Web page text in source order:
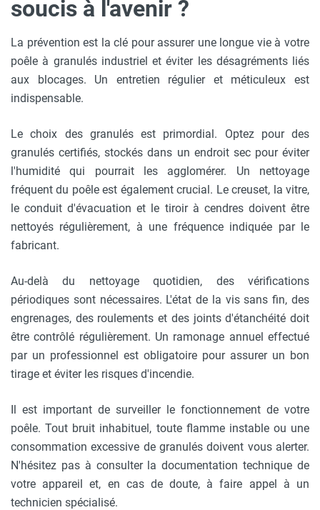
soucis à l'avenir ?
La prévention est la clé pour assurer une longue vie à votre
poêle à granulés industriel et éviter les désagréments liés
aux blocages. Un entretien régulier et méticuleux est
indispensable.
Le choix des granulés est primordial. Optez pour des
granulés certifiés, stockés dans un endroit sec pour éviter
l'humidité qui pourrait les agglomérer. Un nettoyage
fréquent du poêle est également crucial. Le creuset, la vitre,
le conduit d'évacuation et le tiroir à cendres doivent être
nettoyés régulièrement, à une fréquence indiquée par le
fabricant.
Au-delà du nettoyage quotidien, des vérifications
périodiques sont nécessaires. L'état de la vis sans fin, des
engrenages, des roulements et des joints d'étanchéité doit
être contrôlé régulièrement. Un ramonage annuel effectué
par un professionnel est obligatoire pour assurer un bon
tirage et éviter les risques d'incendie.
Il est important de surveiller le fonctionnement de votre
poêle. Tout bruit inhabituel, toute flamme instable ou une
consommation excessive de granulés doivent vous alerter.
N'hésitez pas à consulter la documentation technique de
votre appareil et, en cas de doute, à faire appel à un
technicien spécialisé.